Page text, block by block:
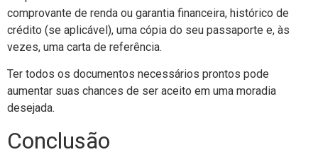
comprovante de renda ou garantia financeira, histórico de
crédito (se aplicável), uma cópia do seu passaporte e, às
vezes, uma carta de referência.
Ter todos os documentos necessários prontos pode
aumentar suas chances de ser aceito em uma moradia
desejada.
Conclusão